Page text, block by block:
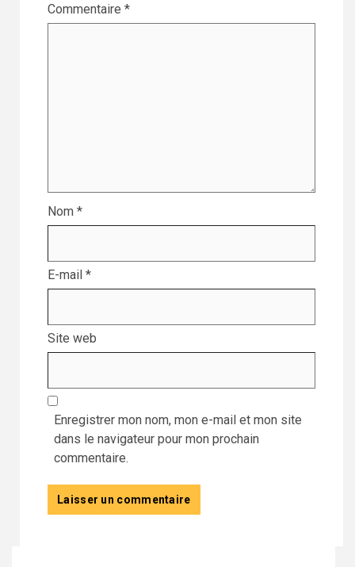
Commentaire *
Nom *
E-mail *
Site web
Enregistrer mon nom, mon e-mail et mon site
dans le navigateur pour mon prochain
commentaire.